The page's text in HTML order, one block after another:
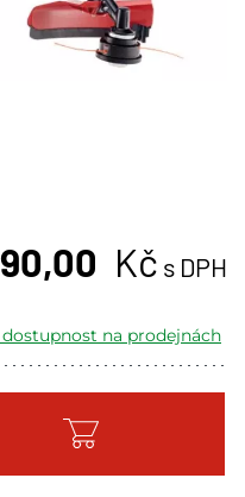
Kč s DPH
na prodejnách